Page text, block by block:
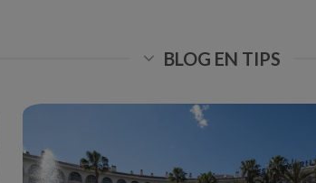
BLOG EN TIPS